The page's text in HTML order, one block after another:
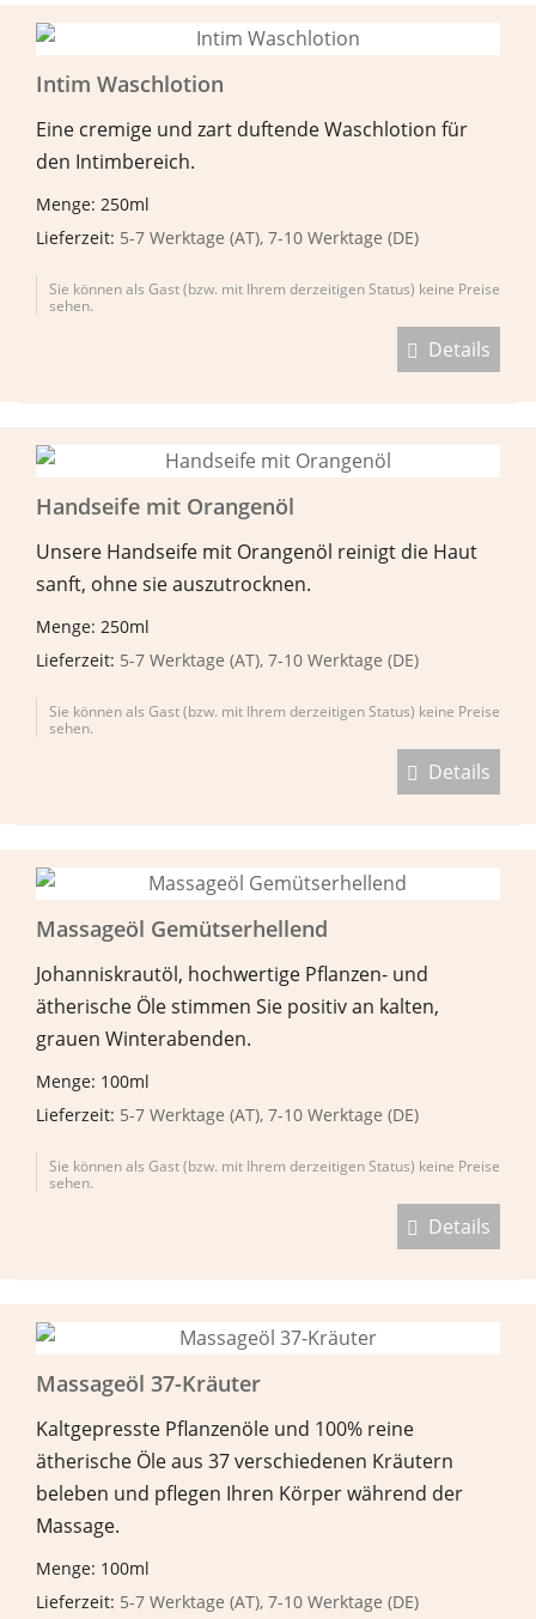
Intim Waschlotion
Eine cremige und zart duftende Waschlotion für
den Intimbereich.
Menge: 250ml
Lieferzeit: 5-7 Werktage (AT), 7-10 Werktage (DE)
Sie können als Gast (bzw. mit Ihrem derzeitigen Status) keine Preise
sehen.
Details
Handseife mit Orangenöl
Unsere Handseife mit Orangenöl reinigt die Haut
sanft, ohne sie auszutrocknen.
Menge: 250ml
Lieferzeit: 5-7 Werktage (AT), 7-10 Werktage (DE)
Sie können als Gast (bzw. mit Ihrem derzeitigen Status) keine Preise
sehen.
Details
Massageöl Gemütserhellend
Johanniskrautöl, hochwertige Pflanzen- und
ätherische Öle stimmen Sie positiv an kalten,
grauen Winterabenden.
Menge: 100ml
Lieferzeit: 5-7 Werktage (AT), 7-10 Werktage (DE)
Sie können als Gast (bzw. mit Ihrem derzeitigen Status) keine Preise
sehen.
Details
Massageöl 37-Kräuter
Kaltgepresste Pflanzenöle und 100% reine
ätherische Öle aus 37 verschiedenen Kräutern
beleben und pflegen Ihren Körper während der
Massage.
Menge: 100ml
Lieferzeit: 5-7 Werktage (AT), 7-10 Werktage (DE)